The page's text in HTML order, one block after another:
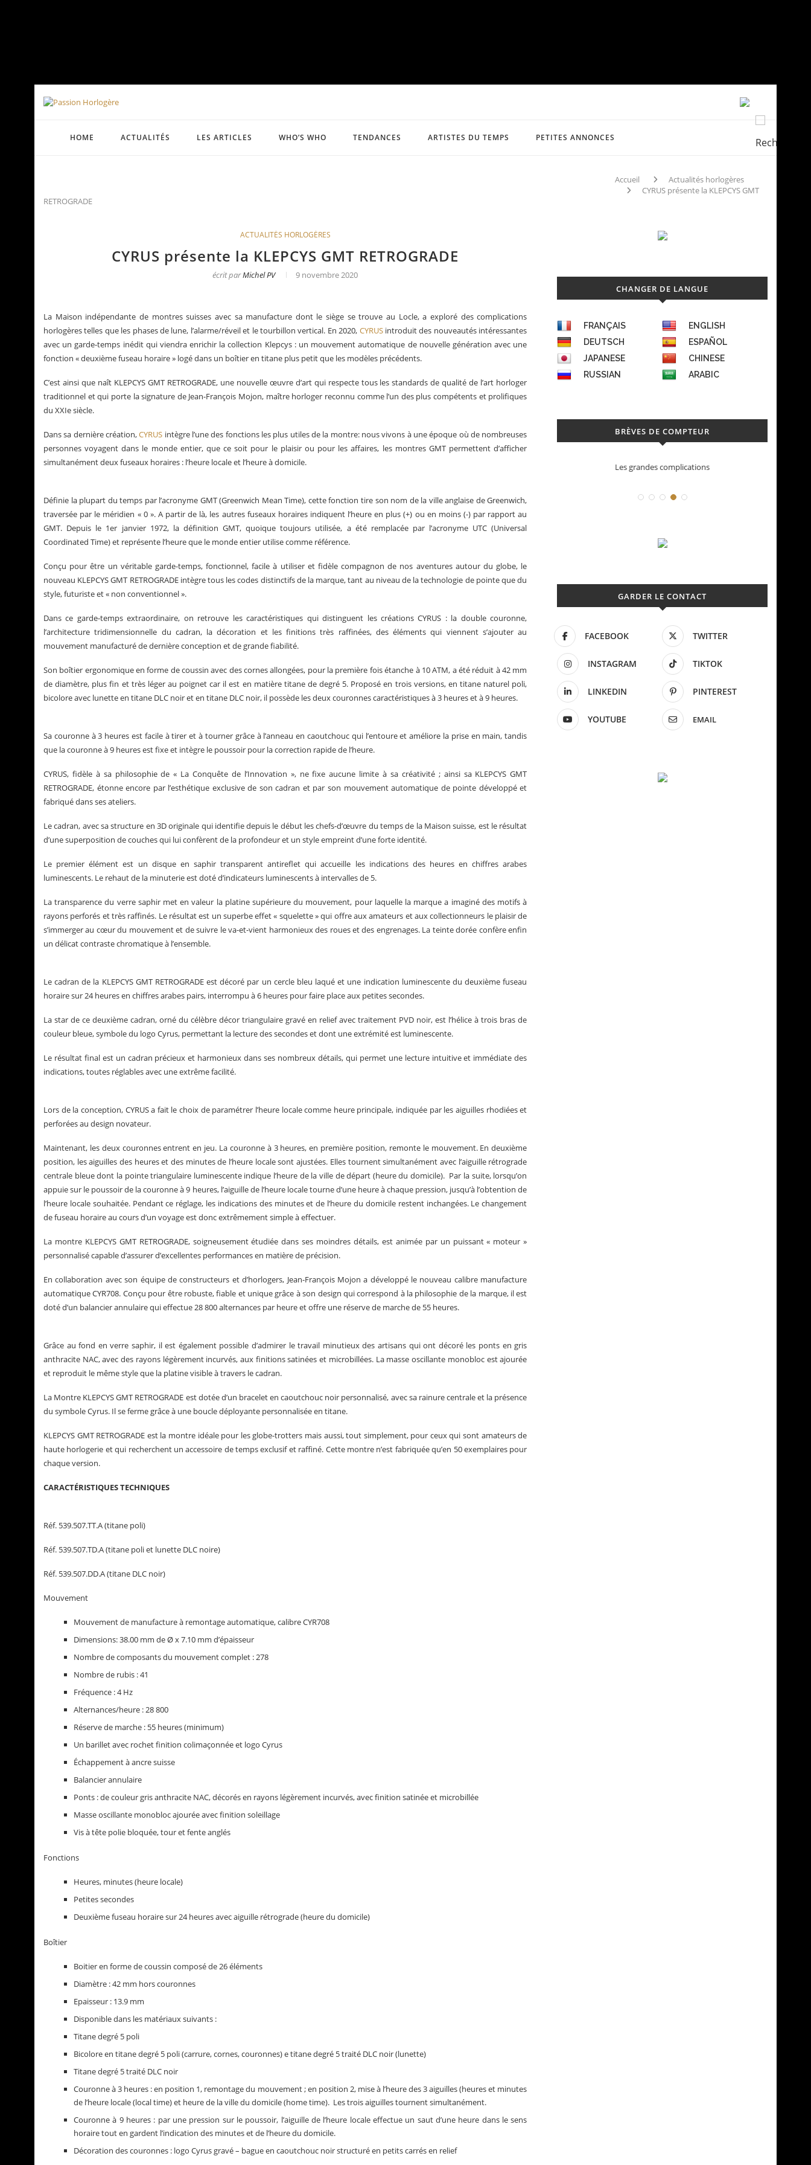
HOME ACTUALITÉS LES ARTICLES WHO’S WHO TENDANCES ARTISTES DU TEMPS PETITES ANNONCES
Accueil
Actualités horlogères
CYRUS présente la KLEPCYS GMT
RETROGRADE
ACTUALITÉS HORLOGÈRES
CYRUS présente la KLEPCYS GMT RETROGRADE
écrit parMichel PV 9 novembre 2020
La Maison indépendante de montres suisses avec sa manufacture dont le siège se trouve au Locle, a exploré des complications
horlogères telles que les phases de lune, l’alarme/réveil et le tourbillon vertical. En 2020, CYRUSintroduit des nouveautés intéressantes
avec un garde-temps inédit qui viendra enrichir la collection Klepcys : un mouvement automatique de nouvelle génération avec une
fonction « deuxième fuseau horaire » logé dans un boîtier en titane plus petit que les modèles précédents.
C’est ainsi que naît KLEPCYS GMT RETROGRADE, une nouvelle œuvre d’art qui respecte tous les standards de qualité de l’art horloger
traditionnel et qui porte la signature de Jean-François Mojon, maître horloger reconnu comme l’un des plus compétents et prolifiques
du XXIe siècle.
Dans sa dernière création,CYRUS intègre l’une des fonctions les plus utiles de la montre: nous vivons à une époque où de nombreuses
personnes voyagent dans le monde entier, que ce soit pour le plaisir ou pour les affaires, les montres GMT permettent d’afficher
simultanément deux fuseaux horaires : l’heure locale et l’heure à domicile.
Définie la plupart du temps par l’acronyme GMT (Greenwich Mean Time), cette fonction tire son nom de la ville anglaise de Greenwich,
traversée par le méridien « 0 ». A partir de là, les autres fuseaux horaires indiquent l’heure en plus (+) ou en moins (-) par rapport au
GMT. Depuis le 1er janvier 1972, la définition GMT, quoique toujours utilisée, a été remplacée par l’acronyme UTC (Universal
Coordinated Time) et représente l’heure que le monde entier utilise comme référence.
Conçu pour être un véritable garde-temps, fonctionnel, facile à utiliser et fidèle compagnon de nos aventures autour du globe, le
nouveau KLEPCYS GMT RETROGRADE intègre tous les codes distinctifs de la marque, tant au niveau de la technologie de pointe que du
style, futuriste et « non conventionnel ».
Dans ce garde-temps extraordinaire, on retrouve les caractéristiques qui distinguent les créations CYRUS : la double couronne,
l’architecture tridimensionnelle du cadran, la décoration et les finitions très raffinées, des éléments qui viennent s’ajouter au
mouvement manufacturé de dernière conception et de grande fiabilité.
Son boîtier ergonomique en forme de coussin avec des cornes allongées, pour la première fois étanche à 10 ATM, a été réduit à 42 mm
de diamètre, plus fin et très léger au poignet car il est en matière titane de degré 5. Proposé en trois versions, en titane naturel poli,
bicolore avec lunette en titane DLC noir et en titane DLC noir, il possède les deux couronnes caractéristiques à 3 heures et à 9 heures.
Sa couronne à 3 heures est facile à tirer et à tourner grâce à l’anneau en caoutchouc qui l’entoure et améliore la prise en main, tandis
que la couronne à 9 heures est fixe et intègre le poussoir pour la correction rapide de l’heure.
CYRUS, fidèle à sa philosophie de « La Conquête de l’Innovation », ne fixe aucune limite à sa créativité ; ainsi sa KLEPCYS GMT
RETROGRADE, étonne encore par l’esthétique exclusive de son cadran et par son mouvement automatique de pointe développé et
fabriqué dans ses ateliers.
Le cadran, avec sa structure en 3D originale qui identifie depuis le début les chefs-d’œuvre du temps de la Maison suisse, est le résultat
d’une superposition de couches qui lui confèrent de la profondeur et un style empreint d’une forte identité.
Le premier élément est un disque en saphir transparent antireflet qui accueille les indications des heures en chiffres arabes
luminescents. Le rehaut de la minuterie est doté d’indicateurs luminescents à intervalles de 5.
La transparence du verre saphir met en valeur la platine supérieure du mouvement, pour laquelle la marque a imaginé des motifs à
rayons perforés et très raffinés. Le résultat est un superbe effet « squelette » qui offre aux amateurs et aux collectionneurs le plaisir de
s’immerger au cœur du mouvement et de suivre le va-et-vient harmonieux des roues et des engrenages. La teinte dorée confère enfin
un délicat contraste chromatique à l’ensemble.
Le cadran de la KLEPCYS GMT RETROGRADE est décoré par un cercle bleu laqué et une indication luminescente du deuxième fuseau
horaire sur 24 heures en chiffres arabes pairs, interrompu à 6 heures pour faire place aux petites secondes.
La star de ce deuxième cadran, orné du célèbre décor triangulaire gravé en relief avec traitement PVD noir, est l’hélice à trois bras de
couleur bleue, symbole du logo Cyrus, permettant la lecture des secondes et dont une extrémité est luminescente.
Le résultat final est un cadran précieux et harmonieux dans ses nombreux détails, qui permet une lecture intuitive et immédiate des
indications, toutes réglables avec une extrême facilité.
Lors de la conception, CYRUS a fait le choix de paramétrer l’heure locale comme heure principale, indiquée par les aiguilles rhodiées et
perforées au design novateur.
Maintenant, les deux couronnes entrent en jeu. La couronne à 3 heures, en première position, remonte le mouvement. En deuxième
position, les aiguilles des heures et des minutes de l’heure locale sont ajustées. Elles tournent simultanément avec l’aiguille rétrograde
centrale bleue dont la pointe triangulaire luminescente indique l’heure de la ville de départ (heure du domicile). Par la suite, lorsqu’on
appuie sur le poussoir de la couronne à 9 heures, l’aiguille de l’heure locale tourne d’une heure à chaque pression, jusqu’à l’obtention de
l’heure locale souhaitée. Pendant ce réglage, les indications des minutes et de l’heure du domicile restent inchangées. Le changement
de fuseau horaire au cours d’un voyage est donc extrêmement simple à effectuer.
La montre KLEPCYS GMT RETROGRADE, soigneusement étudiée dans ses moindres détails, est animée par un puissant « moteur »
personnalisé capable d’assurer d’excellentes performances en matière de précision.
En collaboration avec son équipe de constructeurs et d’horlogers, Jean-François Mojon a développé le nouveau calibre manufacture
automatique CYR708. Conçu pour être robuste, fiable et unique grâce à son design qui correspond à la philosophie de la marque, il est
doté d’un balancier annulaire qui effectue 28 800 alternances par heure et offre une réserve de marche de 55 heures.
Grâce au fond en verre saphir, il est également possible d’admirer le travail minutieux des artisans qui ont décoré les ponts en gris
anthracite NAC, avec des rayons légèrement incurvés, aux finitions satinées et microbillées. La masse oscillante monobloc est ajourée
et reproduit le même style que la platine visible à travers le cadran.
La Montre KLEPCYS GMT RETROGRADE est dotée d’un bracelet en caoutchouc noir personnalisé, avec sa rainure centrale et la présence
du symbole Cyrus. Il se ferme grâce à une boucle déployante personnalisée en titane.
KLEPCYS GMT RETROGRADE est la montre idéale pour les globe-trotters mais aussi, tout simplement, pour ceux qui sont amateurs de
haute horlogerie et qui recherchent un accessoire de temps exclusif et raffiné. Cette montre n’est fabriquée qu’en 50 exemplaires pour
chaque version.
CARACTÉRISTIQUES TECHNIQUES
Réf. 539.507.TT.A (titane poli)
Réf. 539.507.TD.A (titane poli et lunette DLC noire)
Réf. 539.507.DD.A (titane DLC noir)
Mouvement
Mouvement de manufacture à remontage automatique, calibre CYR708
Dimensions: 38.00 mm de Ø x 7.10 mm d’épaisseur
Nombre de composants du mouvement complet : 278
Nombre de rubis : 41
Fréquence : 4 Hz
Alternances/heure : 28 800
Réserve de marche : 55 heures (minimum)
Un barillet avec rochet finition colimaçonnée et logo Cyrus
Échappement à ancre suisse
Balancier annulaire
Ponts : de couleur gris anthracite NAC, décorés en rayons légèrement incurvés, avec finition satinée et microbillée
Masse oscillante monobloc ajourée avec finition soleillage
Vis à tête polie bloquée, tour et fente anglés
Fonctions
Heures, minutes (heure locale)
Petites secondes
Deuxième fuseau horaire sur 24 heures avec aiguille rétrograde (heure du domicile)
Boîtier
Boitier en forme de coussin composé de 26 éléments
Diamètre : 42 mm hors couronnes
Epaisseur : 13.9 mm
Disponible dans les matériaux suivants :
Titane degré 5 poli
Bicolore en titane degré 5 poli (carrure, cornes, couronnes) e titane degré 5 traité DLC noir (lunette)
Titane degré 5 traité DLC noir
Couronne à 3 heures : en position 1, remontage du mouvement ; en position 2, mise à l’heure des 3 aiguilles (heures et minutes
de l’heure locale (local time) et heure de la ville du domicile (home time). Les trois aiguilles tournent simultanément.
Couronne à 9 heures : par une pression sur le poussoir, l’aiguille de l’heure locale effectue un saut d’une heure dans le sens
horaire tout en gardent l’indication des minutes et de l’heure du domicile.
Décoration des couronnes : logo Cyrus gravé – bague en caoutchouc noir structuré en petits carrés en relief
CHANGER DE LANGUE
FRANÇAIS
ENGLISH
DEUTSCH
ESPAÑOL
JAPANESE
CHINESE
RUSSIAN
ARABIC
BRÈVES DE COMPTEUR
Santos de Cartier Le business des montres en 2025 Déconstruction Parmigiani Fleurier
GARDER LE CONTACT
FACEBOOK TWITTER
INSTAGRAM TIKTOK
LINKEDIN PINTEREST
YOUTUBE EMAIL